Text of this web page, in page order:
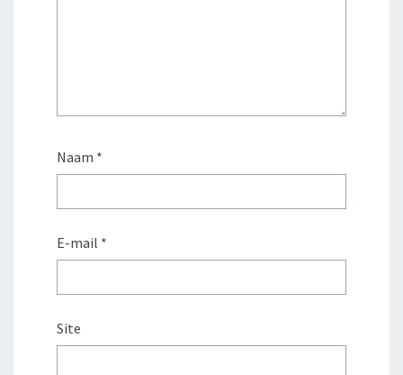
Naam *
E-mail *
Site